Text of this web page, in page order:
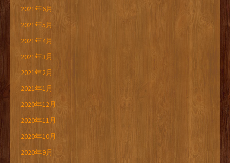
2021年6月
2021年5月
2021年4月
2021年3月
2021年2月
2021年1月
2020年12月
2020年11月
2020年10月
2020年9月